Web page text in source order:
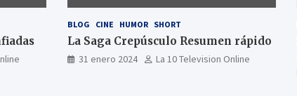
BLOG CINE HUMOR SHORT
La Saga Crepúsculo Resumen rápido
31 enero 2024 La 10 Television Online